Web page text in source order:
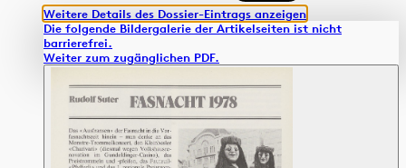
Weitere Details des Dossier-Eintrags anzeigen
Die folgende Bildergalerie der Artikelseiten ist nicht
barrierefrei.
Weiter zum zugänglichen PDF.